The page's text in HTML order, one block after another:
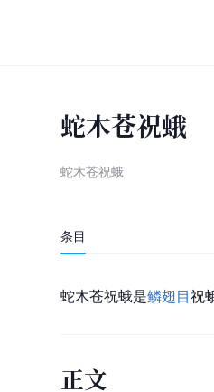
蛇木苍祝蛾
蛇木苍祝蛾
条目
蛇木苍祝蛾是鳞翅目祝
正文